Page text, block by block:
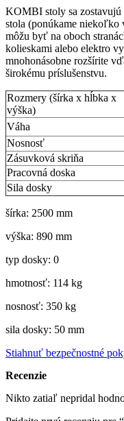
KOMBI stoly sa zostavujú
stola (ponúkame niekoľko
môžu byť na oboch
kolieskami alebo elektro
mnohonásobne rozšírite
širokému príslušenstvu.
Rozmery (šírka x hĺbka x
výška)
Váha
Nosnosť
Zásuvková skriňa
Pracovná doska
Sila dosky
šírka: 2500 mm
výška: 890 mm
typ dosky: 0
hmotnosť: 114 kg
nosnosť: 350 kg
sila dosky: 50 mm
Stiahnuť bezpečnostné
Recenzie
Nikto zatiaľ nepridal